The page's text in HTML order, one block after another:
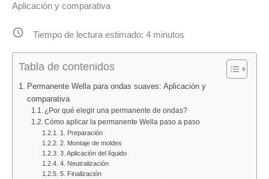
Aplicación y comparativa
Tiempo de lectura estimado: 4minutos
Tabla de contenidos
Permanente Wella para ondas suaves: Aplicación y
comparativa
¿Por qué elegir una permanente de ondas?
Cómo aplicar la permanente Wella paso a paso
1. Preparación
2. Montaje de moldes
3. Aplicación del líquido
4. Neutralización
5. Finalización
1
Amazon?
por
brillo
cobertura